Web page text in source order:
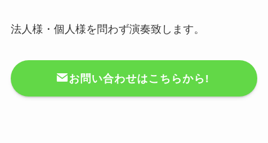
法人様・個人様を問わず演奏致します。
お問い合わせはこちらから!